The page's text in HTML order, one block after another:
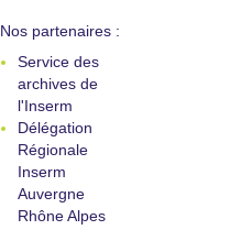
Nos partenaires :
Service des
archives de
l'Inserm
Délégation
Régionale
Inserm
Auvergne
Rhône Alpes